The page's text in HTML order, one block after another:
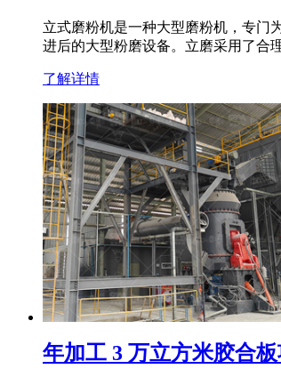
立式磨粉机是一种大型磨粉机，专门
进后的大型粉磨设备。立磨采用了合
了解详情
年加工 3 万立方米胶合